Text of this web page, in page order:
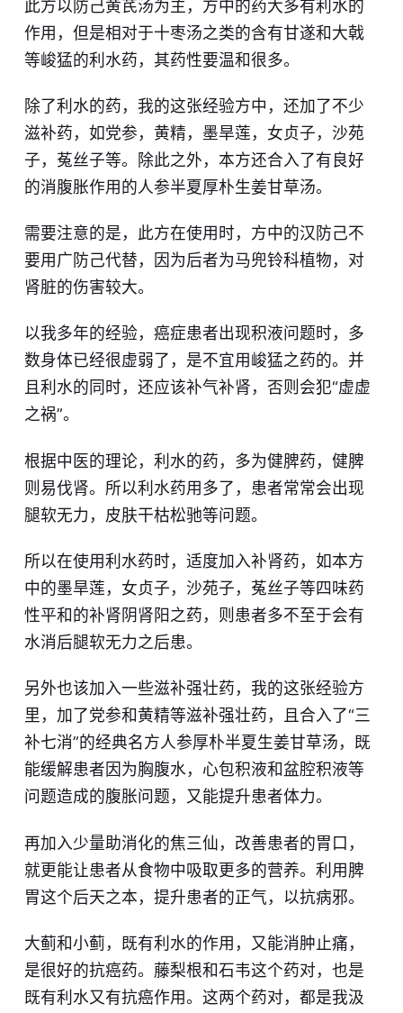
此方以防己黄芪汤为主，方中的药大多有利水的
作用，但是相对于十枣汤之类的含有甘遂和大戟
等峻猛的利水药，其药性要温和很多。
除了利水的药，我的这张经验方中，还加了不少
滋补药，如党参，黄精，墨旱莲，女贞子，沙苑
子，菟丝子等。除此之外，本方还合入了有良好
的消腹胀作用的人参半夏厚朴生姜甘草汤。
需要注意的是，此方在使用时，方中的汉防己不
要用广防己代替，因为后者为马兜铃科植物，对
肾脏的伤害较大。
以我多年的经验，癌症患者出现积液问题时，多
数身体已经很虚弱了，是不宜用峻猛之药的。并
且利水的同时，还应该补气补肾，否则会犯“虚虚
之祸”。
根据中医的理论，利水的药，多为健脾药，健脾
则易伐肾。所以利水药用多了，患者常常会出现
腿软无力，皮肤干枯松驰等问题。
所以在使用利水药时，适度加入补肾药，如本方
中的墨旱莲，女贞子，沙苑子，菟丝子等四味药
性平和的补肾阴肾阳之药，则患者多不至于会有
水消后腿软无力之后患。
另外也该加入一些滋补强壮药，我的这张经验方
里，加了党参和黄精等滋补强壮药，且合入了“三
补七消”的经典名方人参厚朴半夏生姜甘草汤，既
能缓解患者因为胸腹水，心包积液和盆腔积液等
问题造成的腹胀问题，又能提升患者体力。
再加入少量助消化的焦三仙，改善患者的胃口，
就更能让患者从食物中吸取更多的营养。利用脾
胃这个后天之本，提升患者的正气，以抗病邪。
大蓟和小蓟，既有利水的作用，又能消肿止痛，
是很好的抗癌药。藤梨根和石韦这个药对，也是
既有利水又有抗癌作用。这两个药对，都是我汲